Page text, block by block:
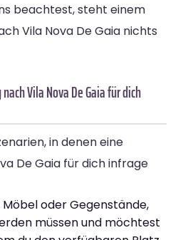
beachtest, steht einem
Vila Nova De Gaia nichts
Vila Nova De Gaia für dich
in denen eine
De Gaia für dich infrage
oder Gegenstände,
müssen und möchtest